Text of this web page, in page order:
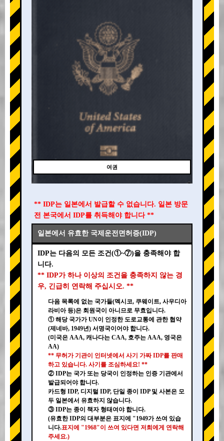
여권
** IDP는 일본에서 발급할 수 없습니다. 일본 방문
전 본국에서 IDP를 취득해야 합니다 **
일본에서 유효한 국제운전면허증(IDP)
IDP는 다음의 모든 조건(①~⑦)을 충족해야 합
니다.
** IDP가 하나 이상의 조건을 충족하지 않는 경
우, 긴급히 연락해 주십시오. **
다음 목록에 없는 국가들(멕시코, 쿠웨이트, 사우디아
라비아 등)은 회원국이 아니므로 무효입니다.
① 해당 국가가 UN이 인정한 도로교통에 관한 협약
(제네바, 1949년) 서명국이어야 합니다.
(미국은 AAA, 캐나다는 CAA, 호주는 AAA, 영국은
AA)
** 무허가 기관이 인터넷에서 사기 가짜 IDP를 판매
하고 있습니다. 사기를 조심하세요! **
② IDP는 국가 또는 당국이 인정하는 인증 기관에서
발급되어야 합니다.
카드형 IDP, 디지털 IDP, 단일 종이 IDP 및 사본은 모
두 일본에서 유효하지 않습니다.
③ IDP는 종이 책자 형태여야 합니다.
(유효한 IDP의 대부분은 표지에 "1949가 쓰여 있습
니다.표지에 "1968"이 쓰여 있다면 저희에게 연락해
주세요.)